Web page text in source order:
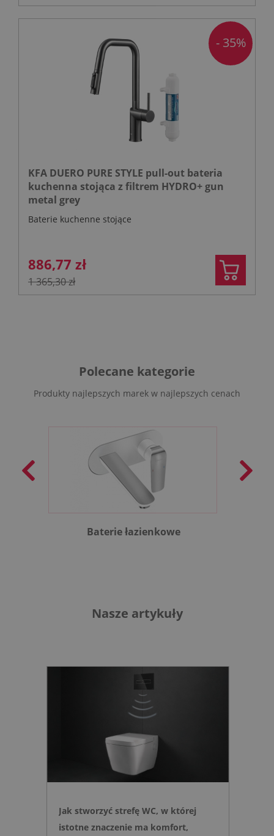
KFA DUERO PURE STYLE pull-out bateria
kuchenna stojąca z filtrem HYDRO+ gun
metal grey
Baterie kuchenne stojące
886,77 zł
1 365,30 zł
- 35%
Polecane kategorie
Produkty najlepszych marek w najlepszych cenach
Baterie łazienkowe
Nasze artykuły
Jak stworzyć strefę WC, w której
istotne znaczenie ma komfort,